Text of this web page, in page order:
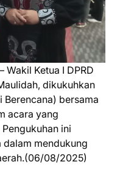
Ketua I DPRD
dikukuhkan
Berencana) bersama
acara yang
ini
dalam mendukung
08/2025)